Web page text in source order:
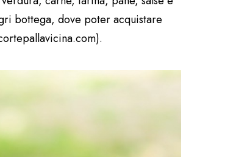
bottega, dove poter acquistare